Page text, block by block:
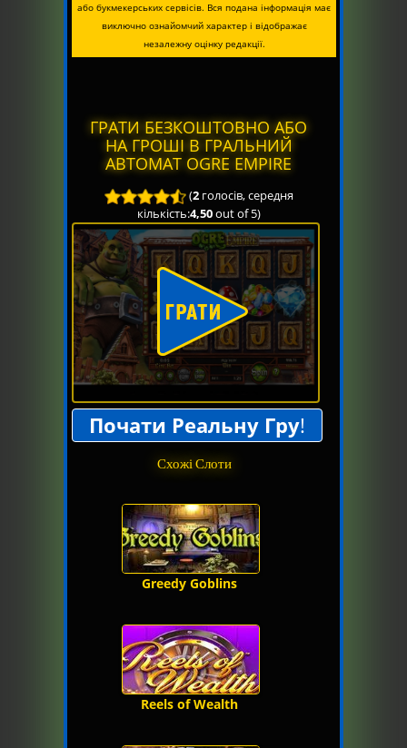
або букмекерських сервісів. Вся подана інформація має
виключно ознайомчий характер і відображає
незалежну оцінку редакції.
ГРАТИ БЕЗКОШТОВНО АБО
НА ГРОШІ В ГРАЛЬНИЙ
АВТОМАТ OGRE EMPIRE
(2голосів, середня
кількість:4,50out of 5)
Почати Реальну Гру!
Схожі Слоти
Greedy Goblins
Reels of Wealth